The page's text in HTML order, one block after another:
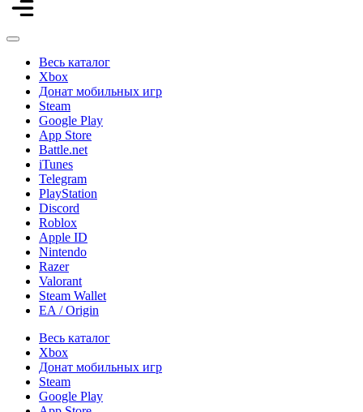
Весь каталог
Xbox
Донат мобильных игр
Steam
Google Play
App Store
Battle.net
iTunes
Telegram
PlayStation
Discord
Roblox
Apple ID
Nintendo
Razer
Valorant
Steam Wallet
EA / Origin
Весь каталог
Xbox
Донат мобильных игр
Steam
Google Play